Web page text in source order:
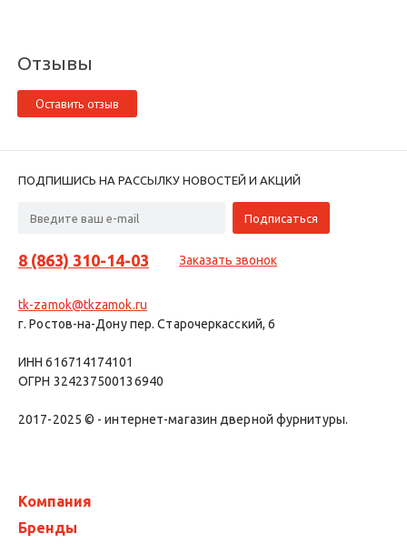
Отзывы
Оставить отзыв
ПОДПИШИСЬ НА РАССЫЛКУ НОВОСТЕЙ И АКЦИЙ
8 (863) 310-14-03 Заказать звонок
tk-zamok@tkzamok.ru
г. Ростов-на-Дону пер. Старочеркасский, 6
ИНН 616714174101
ОГРН 324237500136940
2017-2025 © - интернет-магазин дверной фурнитуры.
Компания
Бренды